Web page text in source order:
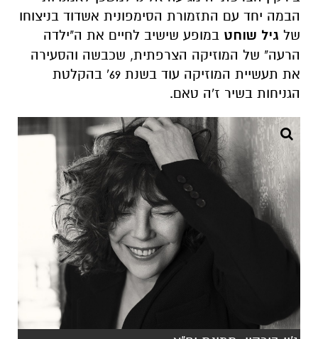
הבמה יחד עם התזמורת הסימפונית אשדוד בניצוחו
של גיל שוחט במופע שישיב לחיים את ה"ילדה
הרעה" של המוזיקה הצרפתית, שכבשה והסעירה
את תעשיית המוזיקה עוד בשנת 69' בהקלטת
הגניחות בשיר ז'ה טאם.